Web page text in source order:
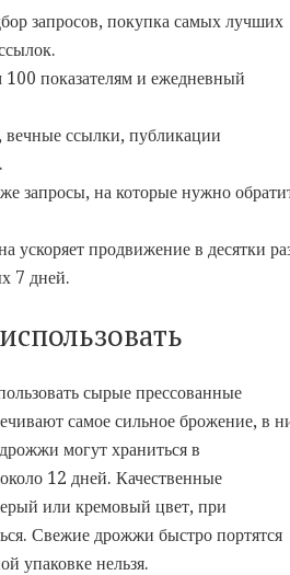
запросов, покупка самых лучших
100 показателям и ежедневный
ссылки, публикации
запросы, на которые нужно
ускоряет продвижение в десятки
7 дней.
сырые прессованные
самое сильное брожение, в
могут храниться в
12 дней. Качественные
или кремовый цвет, при
Свежие дрожжи быстро портятся
упаковке нельзя.